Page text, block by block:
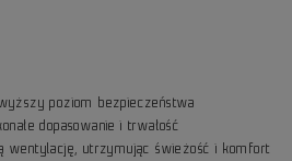
poziom bezpieczeństwa
dopasowanie i trwałość
wentylację, utrzymując świeżość i komfort